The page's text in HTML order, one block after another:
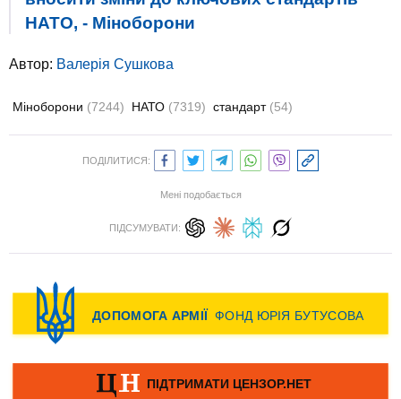
НАТО, - Міноборони
Автор: Валерiя Сушкова
Міноборони (7244) НАТО (7319) стандарт (54)
ПОДІЛИТИСЯ:
Мені подобається
ПІДСУМУВАТИ: